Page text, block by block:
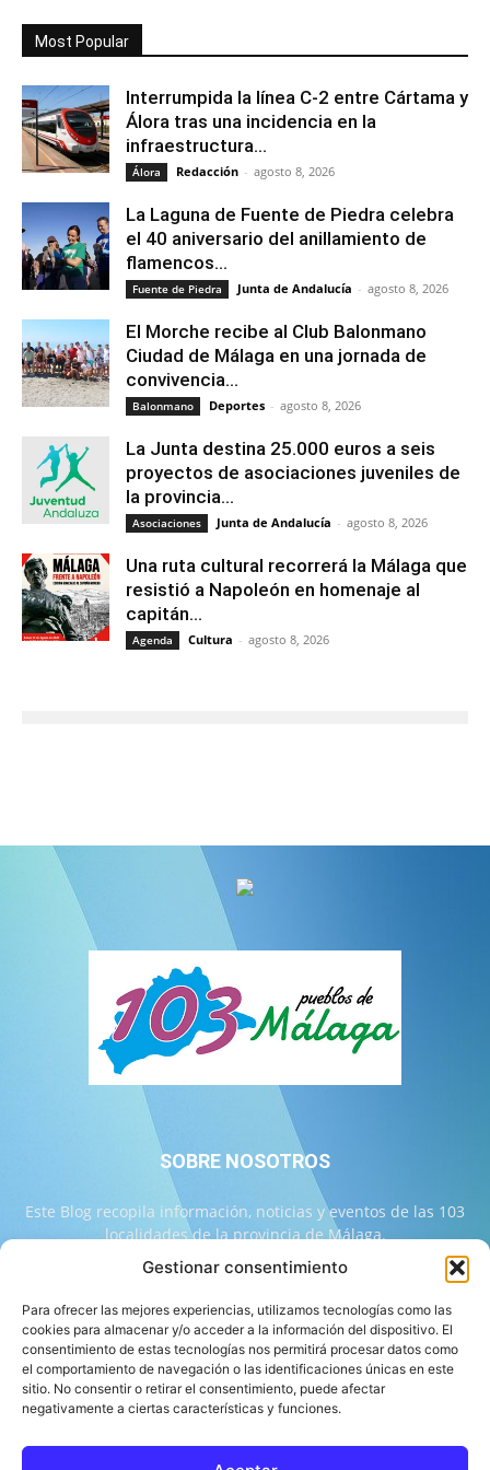
Gestionar consentimiento
Para ofrecer las mejores experiencias, utilizamos tecnologías como las
cookies para almacenar y/o acceder a la información del dispositivo. El
consentimiento de estas tecnologías nos permitirá procesar datos como
el comportamiento de navegación o las identificaciones únicas en este
sitio. No consentir o retirar el consentimiento, puede afectar
negativamente a ciertas características y funciones.
Most Popular
Interrumpida la línea C-2 entre Cártama y
Álora tras una incidencia en la
infraestructura...
Álora Redacción - agosto 8, 2026
La Laguna de Fuente de Piedra celebra
el 40 aniversario del anillamiento de
flamencos...
Fuente de Piedra Junta de Andalucía - agosto 8, 2026
El Morche recibe al Club Balonmano
Ciudad de Málaga en una jornada de
convivencia...
Balonmano Deportes - agosto 8, 2026
La Junta destina 25.000 euros a seis
proyectos de asociaciones juveniles de
la provincia...
Asociaciones Junta de Andalucía - agosto 8, 2026
Una ruta cultural recorrerá la Málaga que
resistió a Napoleón en homenaje al
capitán...
Agenda Cultura - agosto 8, 2026
SOBRE NOSOTROS
Este Blog recopila información, noticias y eventos de las 103
localidades de la provincia de Málaga.
Contáctanos:info@103malaga.com
SÍGUENOS